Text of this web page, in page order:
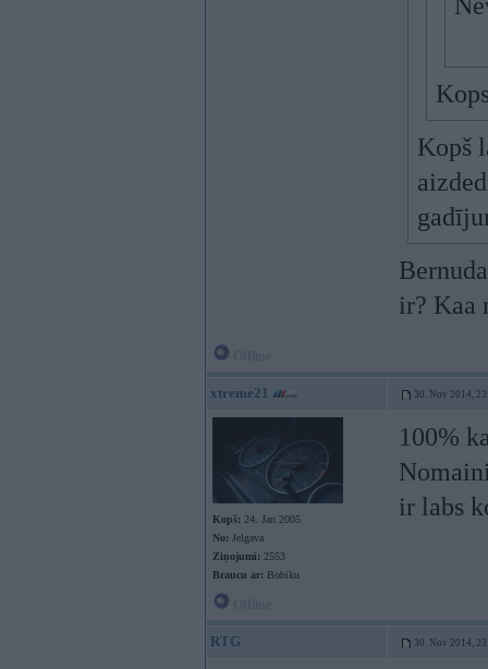
Kopš
ir? Kaa
xtreme21 30. Nov 2014,
Kopš: 24. Jan 2005
No: Jelgava
Ziņojumi: 2553
Braucu ar: Bobiku
100%
ir labs
RTG 30. Nov 2014,